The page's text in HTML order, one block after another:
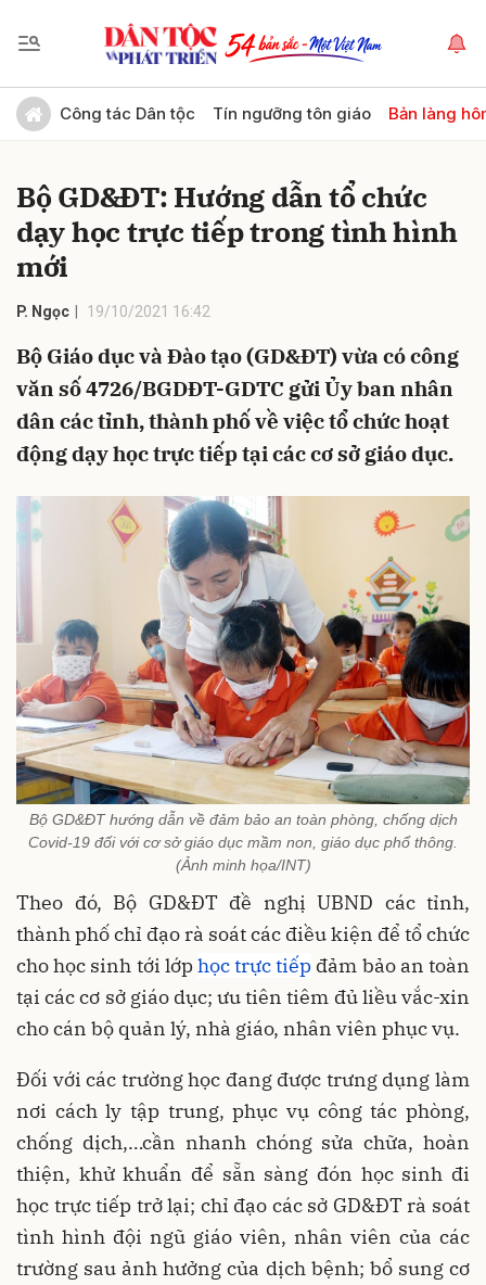
Công tác Dân tộc Tín ngưỡng tôn giáo Bản làng
Bộ GD&ĐT: Hướng dẫn tổ chức
dạy học trực tiếp trong tình hình
mới
P. Ngọc 19/10/2021 16:42
Bộ Giáo dục và Đào tạo (GD&ĐT) vừa có công
văn số 4726/BGDĐT-GDTC gửi Ủy ban nhân
dân các tỉnh, thành phố về việc tổ chức hoạt
động dạy học trực tiếp tại các cơ sở giáo dục.
Bộ GD&ĐT hướng dẫn về đảm bảo an toàn phòng, chống dịch
Covid-19 đối với cơ sở giáo dục mầm non, giáo dục phổ thông.
(Ảnh minh họa/INT)
Theo đó, Bộ GD&ĐT đề nghị UBND các tỉnh,
thành phố chỉ đạo rà soát các điều kiện để tổ chức
cho học sinh tới lớphọc trực tiếp đảm bảo an toàn
tại các cơ sở giáo dục; ưu tiên tiêm đủ liều vắc-xin
cho cán bộ quản lý, nhà giáo, nhân viên phục vụ.
Đối với các trường học đang được trưng dụng làm
nơi cách ly tập trung, phục vụ công tác phòng,
chống dịch,…cần nhanh chóng sửa chữa, hoàn
thiện, khử khuẩn để sẵn sàng đón học sinh đi
học trực tiếp trở lại; chỉ đạo các sở GD&ĐT rà soát
tình hình đội ngũ giáo viên, nhân viên của các
trường sau ảnh hưởng của dịch bệnh; bổ sung cơ
Gửi bình luận